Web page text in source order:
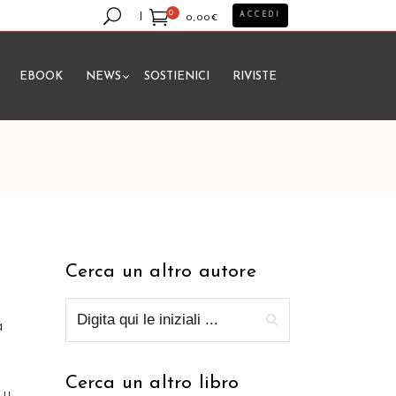
0
0,00€
prodotto nel carrello.
ACCEDI
EBOOK NEWS SOSTIENICI RIVISTE
Cerca un altro autore
Cerca un altro libro